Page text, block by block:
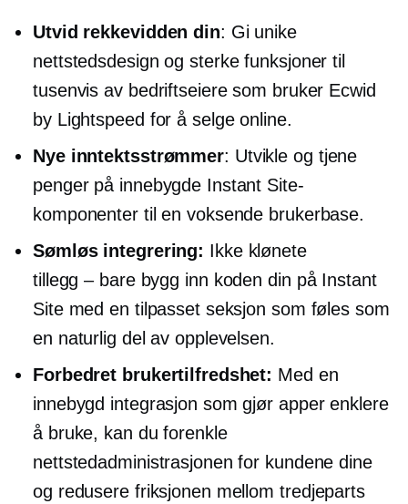
Utvid rekkevidden din: Gi unike
nettstedsdesign og sterke funksjoner til
tusenvis av bedriftseiere som bruker Ecwid
by Lightspeed for å selge online.
Nye inntektsstrømmer: Utvikle og tjene
penger på innebygde Instant Site-
komponenter til en voksende brukerbase.
Sømløs integrering: Ikke klønete
tillegg – barebygg inn koden din på Instant
Site med en tilpasset seksjon som føles som
en naturlig del av opplevelsen.
Forbedret brukertilfredshet: Med en
innebygd integrasjon som gjør apper enklere
å bruke, kan du forenkle
nettstedadministrasjonen for kundene dine
og redusere friksjonen mellom tredjeparts